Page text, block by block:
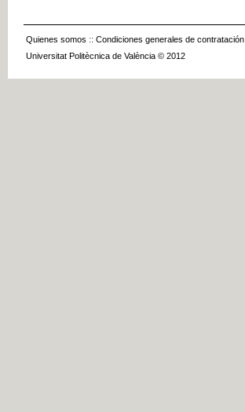
Quienes somos :: Condiciones generales de contratación
Universitat Politècnica de València © 2012